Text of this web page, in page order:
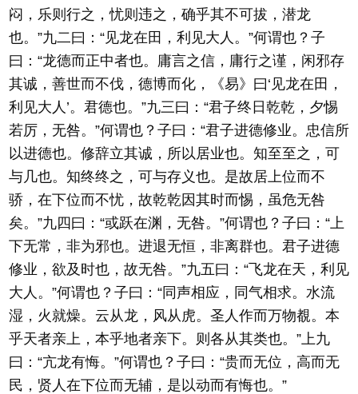
闷，乐则行之，忧则违之，确乎其不可拔，潜龙
也。”九二曰：“见龙在田，利见大人。”何谓也？子
曰：“龙德而正中者也。庸言之信，庸行之谨，闲邪存
其诚，善世而不伐，德博而化，《易》曰‘见龙在田，
利见大人’。君德也。”九三曰：“君子终日乾乾，夕惕
若厉，无咎。”何谓也？子曰：“君子进德修业。忠信所
以进德也。修辞立其诚，所以居业也。知至至之，可
与几也。知终终之，可与存义也。是故居上位而不
骄，在下位而不忧，故乾乾因其时而惕，虽危无咎
矣。”九四曰：“或跃在渊，无咎。”何谓也？子曰：“上
下无常，非为邪也。进退无恒，非离群也。君子进德
修业，欲及时也，故无咎。”九五曰：“飞龙在天，利见
大人。”何谓也？子曰：“同声相应，同气相求。水流
湿，火就燥。云从龙，风从虎。圣人作而万物覩。本
乎天者亲上，本乎地者亲下。则各从其类也。”上九
曰：“亢龙有悔。”何谓也？子曰：“贵而无位，高而无
民，贤人在下位而无辅，是以动而有悔也。”